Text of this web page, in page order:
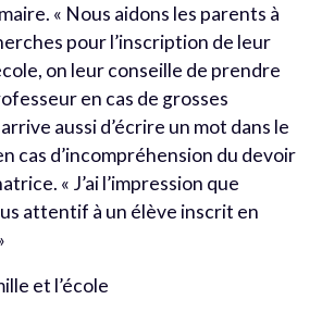
« Nous aidons les parents à
pour l’inscription de leur
on leur conseille de prendre
en cas de grosses
aussi d’écrire un mot dans le
cas d’incompréhension du devoir
« J’ai l’impression que
attentif à un élève inscrit en
et l’école